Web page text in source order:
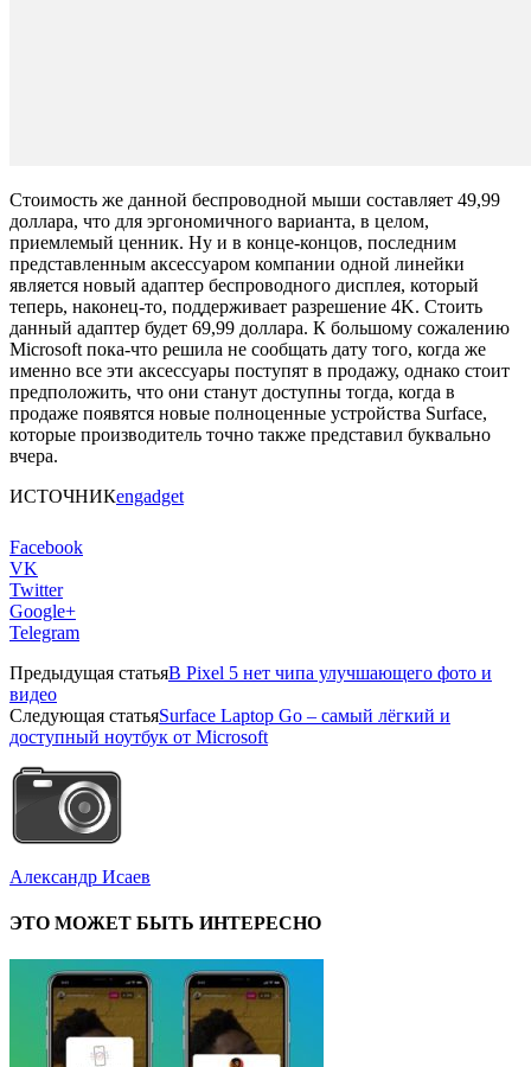
Стоимость же данной беспроводной мыши составляет 49,99
доллара, что для эргономичного варианта, в целом,
приемлемый ценник. Ну и в конце-концов, последним
представленным аксессуаром компании одной линейки
является новый адаптер беспроводного дисплея, который
теперь, наконец-то, поддерживает разрешение 4K. Стоить
данный адаптер будет 69,99 доллара. К большому сожалению
Microsoft пока-что решила не сообщать дату того, когда же
именно все эти аксессуары поступят в продажу, однако стоит
предположить, что они станут доступны тогда, когда в
продаже появятся новые полноценные устройства Surface,
которые производитель точно также представил буквально
вчера.
ИСТОЧНИКengadget
Facebook
VK
Twitter
Google+
Telegram
Предыдущая статьяВ Pixel 5 нет чипа улучшающего фото и
видео
Следующая статьяSurface Laptop Go – самый лёгкий и
доступный ноутбук от Microsoft
Александр Исаев
ЭТО МОЖЕТ БЫТЬ ИНТЕРЕСНО